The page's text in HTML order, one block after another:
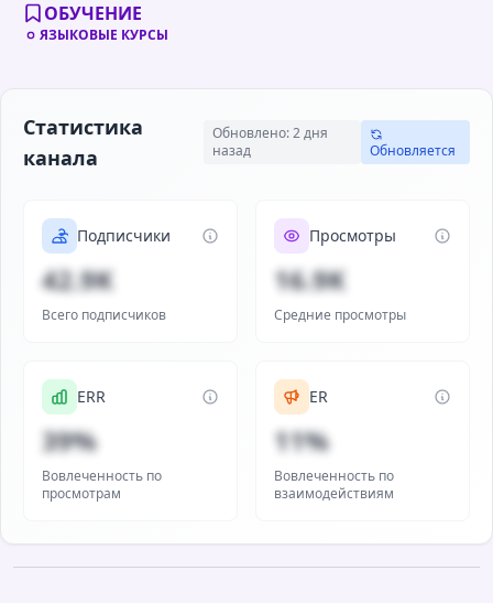
ОБУЧЕНИЕ
ЯЗЫКОВЫЕ КУРСЫ
Статистика
канала
Обновлено: 2 дня
назад
Обновляется
Подписчики
42.9K
Всего подписчиков
Просмотры
16.9K
Средние просмотры
ERR
39%
Вовлеченность по
просмотрам
ER
11%
Вовлеченность по
взаимодействиям